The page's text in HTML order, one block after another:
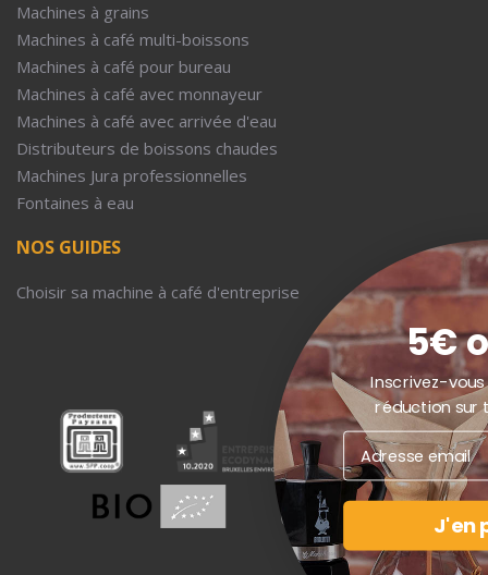
Machines à grains
Machines à café multi-boissons
Machines à café pour bureau
Machines à café avec monnayeur
Machines à café avec arrivée d'eau
Distributeurs de boissons chaudes
Machines Jura professionnelles
Fontaines à eau
NOS GUIDES
Choisir sa machine à café d'entreprise
5€ offert !
Inscrivez-vous et recevez 5€ de
réduction sur tous les produits !
J'en profite !